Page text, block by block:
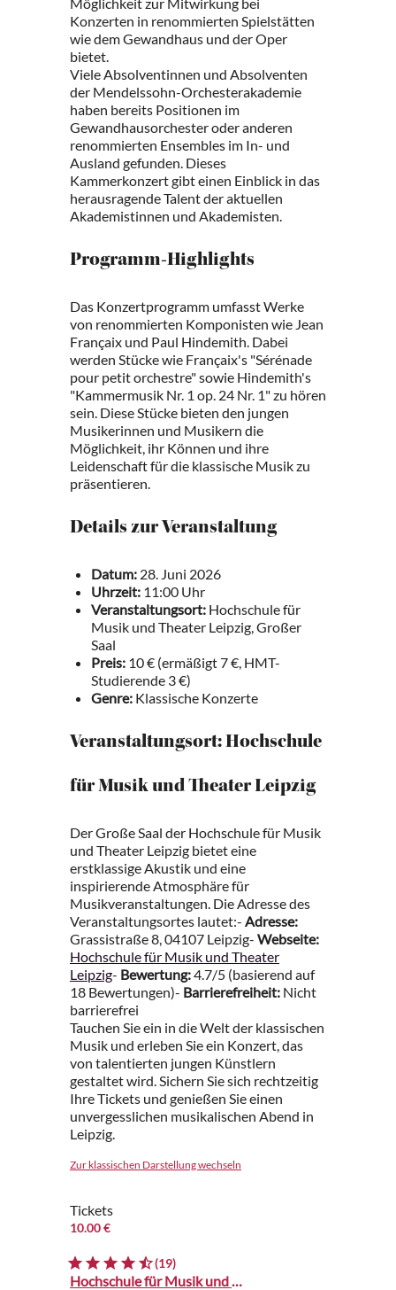
Konzerten in renommierten Spielstätten
wie dem Gewandhaus und der Oper
bietet.
Viele Absolventinnen und Absolventen
der Mendelssohn-Orchesterakademie
haben bereits Positionen im
Gewandhausorchester oder anderen
renommierten Ensembles im In- und
Ausland gefunden. Dieses
Kammerkonzert gibt einen Einblick in das
herausragende Talent der aktuellen
Akademistinnen und Akademisten.
Programm-Highlights
Das Konzertprogramm umfasst Werke
von renommierten Komponisten wie Jean
Françaix und Paul Hindemith. Dabei
werden Stücke wie Françaix's "Sérénade
pour petit orchestre" sowie Hindemith's
"Kammermusik Nr. 1 op. 24 Nr. 1" zu hören
sein. Diese Stücke bieten den jungen
Musikerinnen und Musikern die
Möglichkeit, ihr Können und ihre
Leidenschaft für die klassische Musik zu
präsentieren.
Details zur Veranstaltung
Datum: 28. Juni 2026
Uhrzeit: 11:00 Uhr
Veranstaltungsort: Hochschule für
Musik und Theater Leipzig, Großer
Saal
Preis: 10 € (ermäßigt 7 €, HMT-
Studierende 3 €)
Genre: Klassische Konzerte
Veranstaltungsort: Hochschule
für Musik und Theater Leipzig
Der Große Saal der Hochschule für Musik
und Theater Leipzig bietet eine
erstklassige Akustik und eine
inspirierende Atmosphäre für
Musikveranstaltungen. Die Adresse des
Veranstaltungsortes lautet:- Adresse:
Grassistraße 8, 04107 Leipzig- Webseite:
Hochschule für Musik und Theater
Leipzig- Bewertung:4.7/5 (basierend auf
18 Bewertungen)- Barrierefreiheit: Nicht
barrierefrei
Tauchen Sie ein in die Welt der klassischen
Musik und erleben Sie ein Konzert, das
von talentierten jungen Künstlern
gestaltet wird. Sichern Sie sich rechtzeitig
Ihre Tickets und genießen Sie einen
unvergesslichen musikalischen Abend in
Leipzig.
Zur klassischen Darstellung wechseln
Tickets
10.00 €
(19)
Hochschule für Musik und Theater Leipzig - Großer Saal